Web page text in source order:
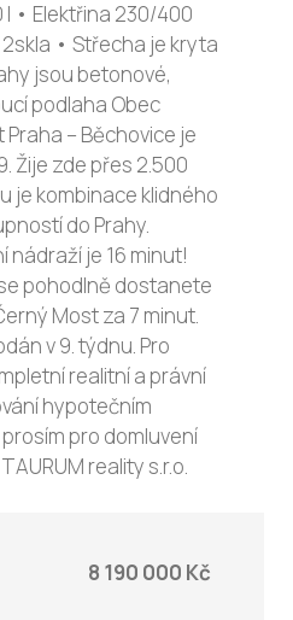
• Elektřina 230/400
• Střecha je kryta
jsou betonové,
podlaha Obec
– Běchovice je
Žije zde přes 2.500
je kombinace klidného
do Prahy.
nádraží je 16 minut!
pohodlně dostanete
Most za 7 minut.
v 9. týdnu. Pro
realitní a právní
hypotečním
pro domluvení
reality s.r.o.
8 190 000 Kč